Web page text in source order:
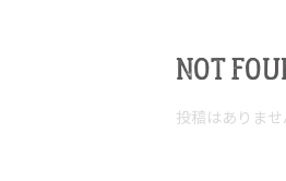
NOT
投稿はありませ